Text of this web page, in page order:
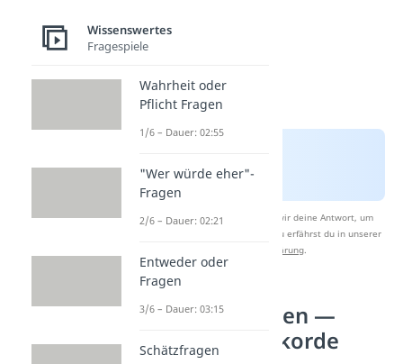
Nach Beantwortung speichern wir deine Antwort, um
Studyflix zu verbessern. Mehr dazu erfährst du in unserer
Datenschutzerklärung.
Unnützes Wissen —
Zahlen und Rekorde
Wissenswertes
Fragespiele
Wahrheit oder
Pflicht Fragen
1/6 – Dauer: 02:55
"Wer würde eher"-
Fragen
2/6 – Dauer: 02:21
Entweder oder
Fragen
3/6 – Dauer: 03:15
Schätzfragen